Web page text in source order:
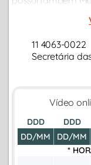
11 4063-0022
Secretária
Vídeo
DDD
DD/MM
DDD
DD/MM
*